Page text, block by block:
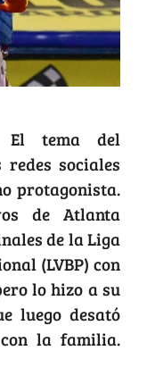
tema del
redes sociales
protagonista.
de Atlanta
de la Liga
(LVBP) con
lo hizo a su
luego desató
la familia.